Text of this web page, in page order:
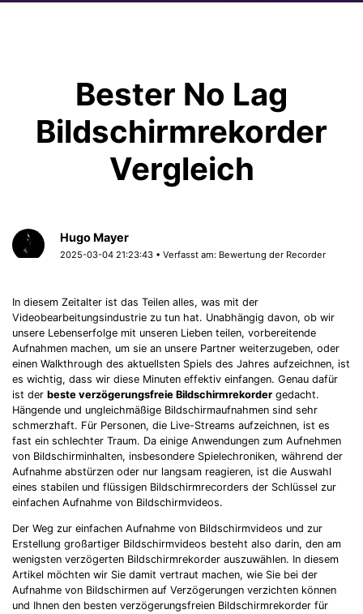
Bester No Lag
Bildschirmrekorder
Vergleich
Hugo Mayer
2025-03-04 21:23:43 • Verfasst am: Bewertung der Recorder
In diesem Zeitalter ist das Teilen alles, was mit der
Videobearbeitungsindustrie zu tun hat. Unabhängig davon, ob wir
unsere Lebenserfolge mit unseren Lieben teilen, vorbereitende
Aufnahmen machen, um sie an unsere Partner weiterzugeben, oder
einen Walkthrough des aktuellsten Spiels des Jahres aufzeichnen, ist
es wichtig, dass wir diese Minuten effektiv einfangen. Genau dafür
ist der beste verzögerungsfreie Bildschirmrekorder gedacht.
Hängende und ungleichmäßige Bildschirmaufnahmen sind sehr
schmerzhaft. Für Personen, die Live-Streams aufzeichnen, ist es
fast ein schlechter Traum. Da einige Anwendungen zum Aufnehmen
von Bildschirminhalten, insbesondere Spielechroniken, während der
Aufnahme abstürzen oder nur langsam reagieren, ist die Auswahl
eines stabilen und flüssigen Bildschirmrecorders der Schlüssel zur
einfachen Aufnahme von Bildschirmvideos.
Der Weg zur einfachen Aufnahme von Bildschirmvideos und zur
Erstellung großartiger Bildschirmvideos besteht also darin, den am
wenigsten verzögerten Bildschirmrekorder auszuwählen. In diesem
Artikel möchten wir Sie damit vertraut machen, wie Sie bei der
Aufnahme von Bildschirmen auf Verzögerungen verzichten können
und Ihnen den besten verzögerungsfreien Bildschirmrekorder für